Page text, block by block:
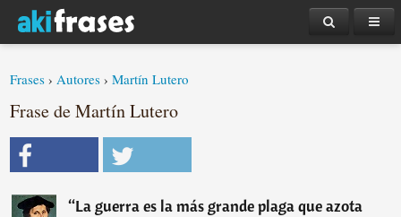
Frases ›Autores ›Martín Lutero
Frase de Martín Lutero
“La guerra es la más grande plaga que azota